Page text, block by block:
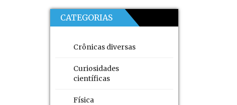
CATEGORIAS
Crônicas diversas
Curiosidades
científicas
Física